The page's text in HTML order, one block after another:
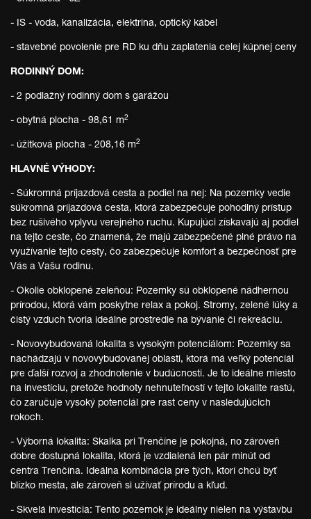
- IS - voda, kanalizácia, elektrina, optický kábel
- stavebné povolenie pre RD ku dňu zaplatenia celej kúpnej ceny
RODINNÝ DOM:
- 2 podlažný rodinný dom s garážou
- obytná plocha - 98,61 m2
- úžitková plocha - 208,16 m2
HLAVNÉ VÝHODY:
- Súkromná príjazdová cesta a podiel na nej: Na pozemky vedie
súkromná príjazdová cesta, ktorá zabezpečuje pohodlný prístup
bez rušivého vplyvu verejného ruchu. Kupujúci získavajú aj podiel
na tejto ceste, čo znamená, že majú zabezpečené plné právo na
využívanie tejto cesty, čo zabezpečuje komfort a bezpečnosť pre
Vás a Vašu rodinu.
- Okolie obklopené zeleňou: Pozemky sú obklopené nádhernou
prírodou, ktorá vám poskytne relax a pokoj. Stromy, zelené lúky a
čistý vzduch tvoria ideálne prostredie na bývanie či rekreáciu.
- Novovybudovaná lokalita s vysokým potenciálom: Pozemky sa
nachádzajú v novovybudovanej oblasti, ktorá má veľký potenciál
pre ďalší rozvoj a zhodnotenie v budúcnosti. Je to ideálne miesto
na investíciu, pretože hodnoty nehnuteľností v tejto lokalite rastú,
čo zaručuje vysoký potenciál pre rast ceny v nasledujúcich
rokoch.
- Výborná lokalita: Skalka pri Trenčíne je pokojná, no zároveň
dobre dostupná lokalita, ktorá je vzdialená len pár minút od
centra Trenčína. Ideálna kombinácia pre tých, ktorí chcú byť
blízko mesta, ale zároveň si užívať prírodu a kľud.
- Skvelá investícia: Tento pozemok je ideálny nielen na výstavbu